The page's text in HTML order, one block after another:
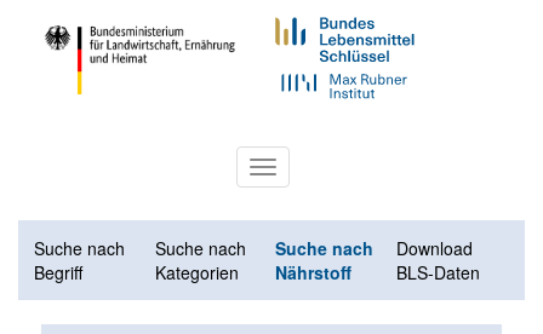
Toggle
navigation
Suche nach
Begriff
Suche nach
Kategorien
Suche nach
Nährstoff
Download
BLS-Daten